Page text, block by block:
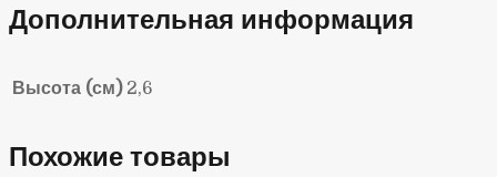
Дополнительная информация
Высота (см) 2,6
Похожие товары